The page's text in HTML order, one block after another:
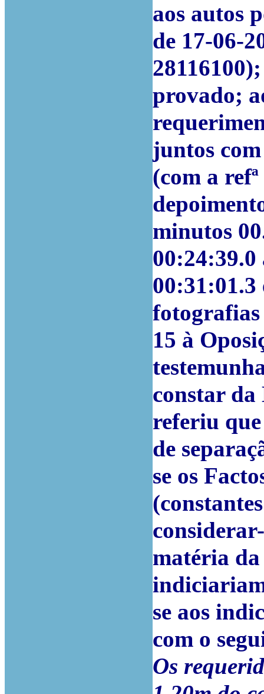
aos autos
de 17-06-
provado;
juntos
(com a
minutos
00:24:39.0
00:31:01.3
fotografias
15 à
constar da
referiu
de
se os
matéria
se aos
com o
Os